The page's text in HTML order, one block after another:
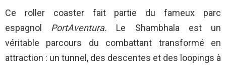
Ce roller coaster fait partie du fameux parc
espagnol PortAventura. Le Shambhala est un
véritable parcours du combattant transformé en
attraction : un tunnel, des descentes et des loopings à